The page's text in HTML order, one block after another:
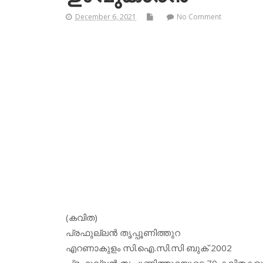
December 6, 2021 No Comment
(കവിത)
പ്രഫുല്ലന്‍ തൃപ്പൂണിത്തുറ
എറണാകുളം സി.ഐ.സി.സി ബുക് 2002